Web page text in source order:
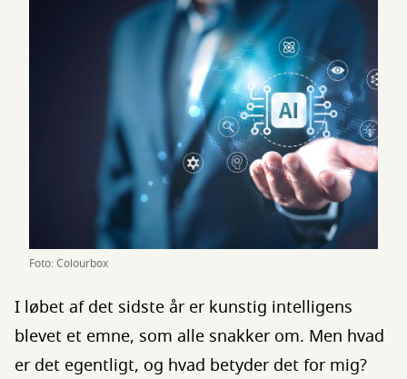
Foto: Colourbox
I løbet af det sidste år er kunstig intelligens
blevet et emne, som alle snakker om. Men hvad
er det egentligt, og hvad betyder det for mig?